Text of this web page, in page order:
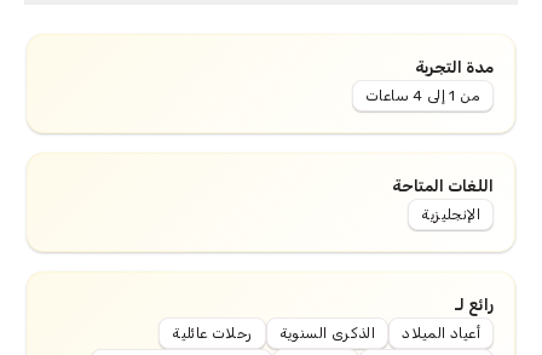
مدة التجربة
من 1 إلى 4 ساعات
اللغات المتاحة
الإنجليزية
رائع لـ
أعياد الميلاد الذكرى السنوية
رحلات عائلية